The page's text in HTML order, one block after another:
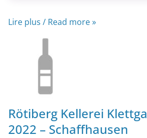
Lire plus / Read more »
Rötiberg Kellerei
2022 – Schaffhausen